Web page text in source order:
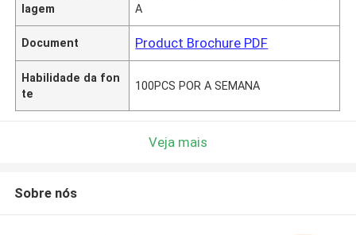
lagem
A
Document Product Brochure PDF
Habilidade da fon
te
100PCS POR A SEMANA
Veja mais
Sobre nós